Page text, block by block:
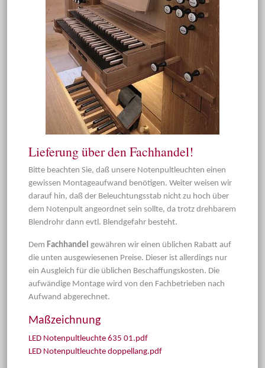
Lieferung über den Fachhandel!
Bitte beachten Sie, daß unsere Notenpultleuchten einen
gewissen Montageaufwand benötigen. Weiter weisen wir
darauf hin, daß der Beleuchtungsstab nicht zu hoch über
dem Notenpult angeordnet sein sollte, da trotz drehbarem
Blendrohr dann evtl. Blendgefahr besteht.
Dem Fachhandel gewähren wir einen üblichen Rabatt auf
die unten ausgewiesenen Preise. Dieser ist allerdings nur
ein Ausgleich für die üblichen Beschaffungskosten. Die
aufwändige Montage wird von den Fachbetrieben nach
Aufwand abgerechnet.
Maßzeichnung
LED Notenpultleuchte 635 01.pdf
LED Notenpultleuchte doppellang.pdf